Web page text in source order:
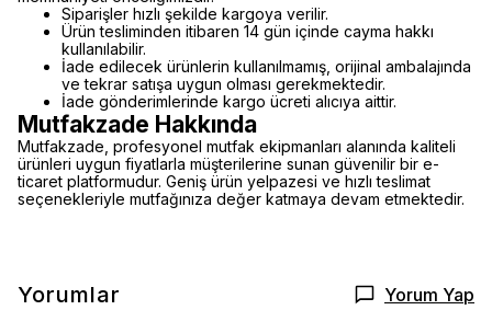
Siparişler hızlı şekilde kargoya verilir.
Ürün tesliminden itibaren 14 gün içinde cayma hakkı
kullanılabilir.
İade edilecek ürünlerin kullanılmamış, orijinal ambalajında
ve tekrar satışa uygun olması gerekmektedir.
İade gönderimlerinde kargo ücreti alıcıya aittir.
Mutfakzade Hakkında
Mutfakzade, profesyonel mutfak ekipmanları alanında kaliteli
ürünleri uygun fiyatlarla müşterilerine sunan güvenilir bir e-
ticaret platformudur. Geniş ürün yelpazesi ve hızlı teslimat
seçenekleriyle mutfağınıza değer katmaya devam etmektedir.
Yorumlar Yorum Yap